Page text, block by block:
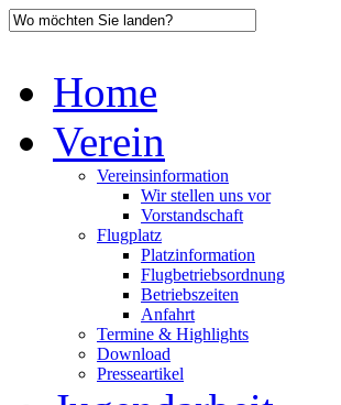
Home
Verein
Vereinsinformation
Wir stellen uns vor
Vorstandschaft
Flugplatz
Platzinformation
Flugbetriebsordnung
Betriebszeiten
Anfahrt
Termine & Highlights
Download
Presseartikel